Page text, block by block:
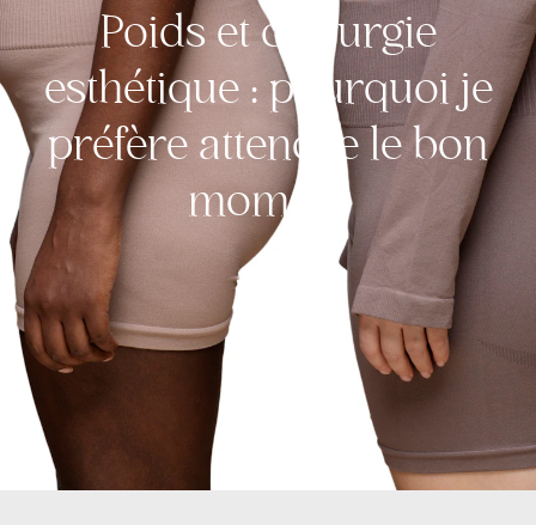
Poids et chirurgie
esthétique : pourquoi je
préfère attendre le bon
moment